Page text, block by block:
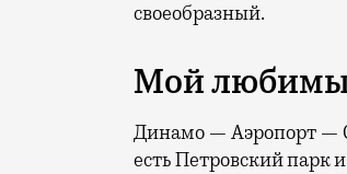
своеобразный.
Мой
Динамо — Аэропорт —
есть Петровский парк